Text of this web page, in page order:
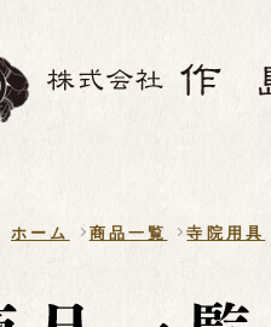
ホーム 商品一覧 寺院用具